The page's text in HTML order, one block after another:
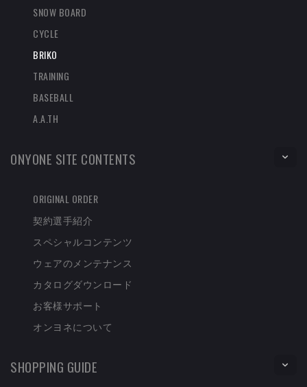
SNOW BOARD
CYCLE
BRIKO
TRAINING
BASEBALL
A.A.TH
ONYONE SITE CONTENTS
ORIGINAL ORDER
契約選手紹介
スペシャルコンテンツ
ウェアのメンテナンス
カタログダウンロード
お客様サポート
オンヨネについて
SHOPPING GUIDE